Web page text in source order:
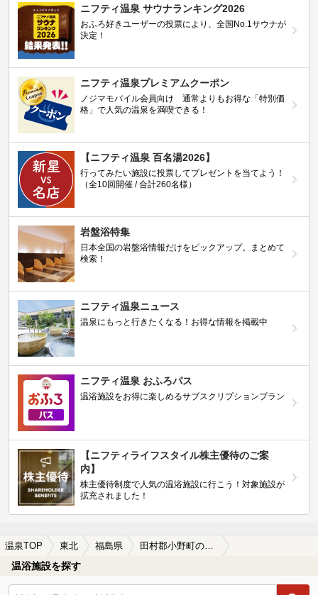
ニフティ温泉 サウナランキング2026
おふろ好きユーザーの投票により、全国No.1サウナが
決定！
ニフティ温泉プレミアムクーポン
ノジマモバイル会員向け 通常よりもお得な「特別価
格」で人気の温泉を満喫できる！
【ニフティ温泉 百名湯2026】
行ってみたい施設に投票してプレゼントを当てよう！
（全10回開催 / 合計260名様）
岩盤浴特集
日本全国の岩盤浴情報だけをピックアップ。まとめて
検索！
ニフティ温泉ニュース
温泉にもっと行きたくなる！お得な情報を掲載中
ニフティ温泉 おふろパス
温浴施設をお得に楽しめるサブスクリプションプラン
【ニフティライフスタイル株主優待のご案
内】
株主優待制度で人気の温浴施設に行こう！対象施設が
拡充されました！
温泉TOP 東北 福島県
温浴施設を探す